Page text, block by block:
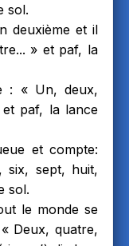
sol.
deuxième et il
» et paf, la
: « Un, deux,
paf, la lance
et compte:
six, sept, huit,
sol.
le monde se
Deux, quatre,